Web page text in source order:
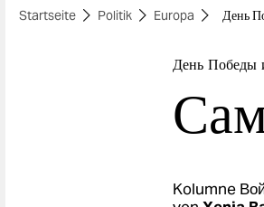
themen
Startseite Politik Europa День
День Победы
Kolumne